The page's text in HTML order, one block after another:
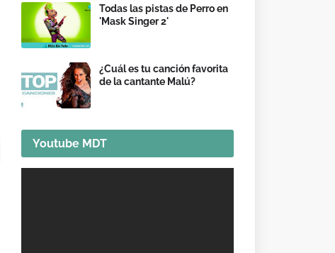
Todas las pistas de Perro en
'Mask Singer 2'
¿Cuál es tu canción favorita
de la cantante Malú?
Youtube MDT